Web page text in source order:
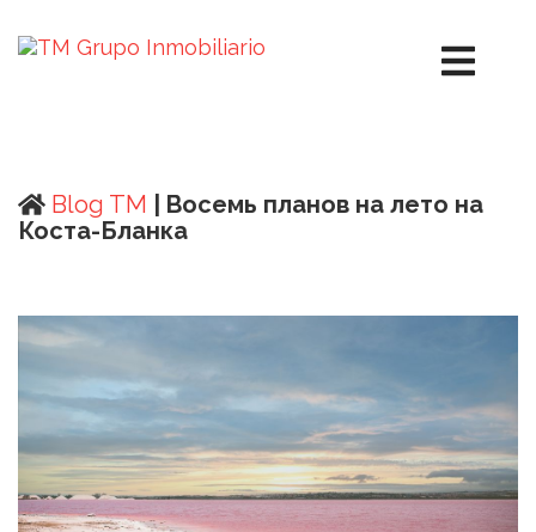
Blog TM
| Восемь планов на лето на
Коста-Бланка